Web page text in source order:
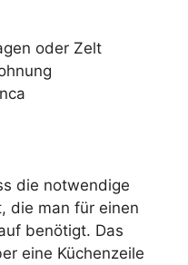
oder Zelt
die notwendige
die man für einen
benötigt. Das
eine Küchenzeile